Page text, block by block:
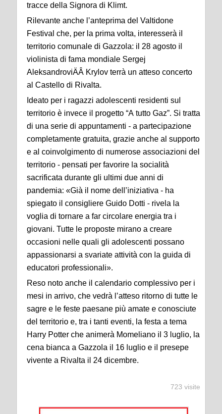
tracce della Signora di Klimt.
Rilevante anche l’anteprima del Valtidone
Festival che, per la prima volta, interesserà il
territorio comunale di Gazzola: il 28 agosto il
violinista di fama mondiale Sergej
AleksandroviÄÂ Krylov terrà un atteso concerto
al Castello di Rivalta.
Ideato per i ragazzi adolescenti residenti sul
territorio è invece il progetto “A tutto Gaz”. Si tratta
di una serie di appuntamenti - a partecipazione
completamente gratuita, grazie anche al supporto
e al coinvolgimento di numerose associazioni del
territorio - pensati per favorire l a socialità
sacrificata durante gli ultimi due anni di
pandemia: «Già il nome dell’iniziativa - ha
spiegato il consigliere Guido Dotti - rivela la
voglia di tornare a far circolare energia tra i
giovani. Tutte le proposte mirano a creare
occasioni nelle quali gli adolescenti possano
appassionarsi a svariate attività con la guida di
educatori professionali».
Reso noto anche il calendario complessivo per i
mesi in arrivo, che vedrà l’atteso ritorno di tutte le
sagre e le feste paesane più amate e conosciute
del territorio e, tra i tanti eventi, la festa a tema
Harry Potter che animerà Momeliano il 3 luglio, la
cena bianca a Gazzola il 16 luglio e il presepe
vivente a Rivalta il 24 dicembre.
723 visite